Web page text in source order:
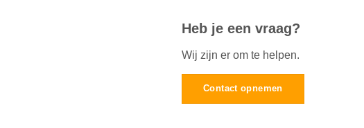
Heb je een vraag?
Wij zijn er om te helpen.
Contact opnemen